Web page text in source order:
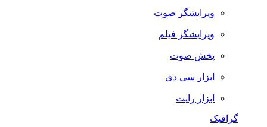
ویرایشگر صوت
ویرایشگر فیلم
پخش صوت
ابزار سی دی
ابزار رایت
گرافیک